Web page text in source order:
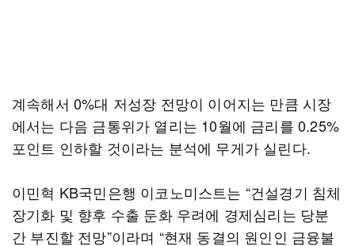
계속해서 0%대 저성장 전망이 이어지는 만큼 시장
에서는 다음 금통위가 열리는 10월에 금리를 0.25%
포인트 인하할 것이라는 분석에 무게가 실린다.
이민혁 KB국민은행 이코노미스트는 “건설경기 침체
장기화 및 향후 수출 둔화 우려에 경제심리는 당분
간 부진할 전망”이라며 “현재 동결의 원인인 금융불